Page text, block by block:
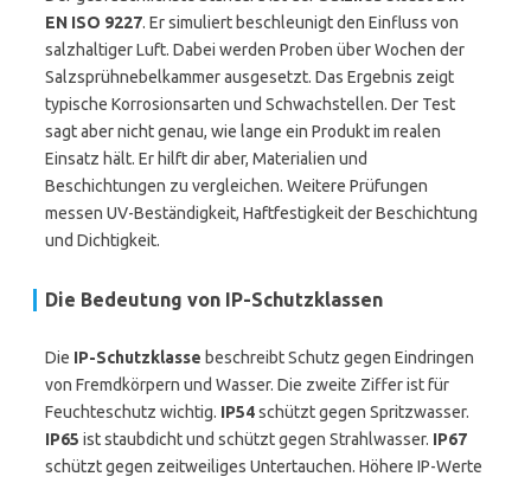
EN ISO 9227. Er simuliert beschleunigt den Einfluss von
salzhaltiger Luft. Dabei werden Proben über Wochen der
Salzsprühnebelkammer ausgesetzt. Das Ergebnis zeigt
typische Korrosionsarten und Schwachstellen. Der Test
sagt aber nicht genau, wie lange ein Produkt im realen
Einsatz hält. Er hilft dir aber, Materialien und
Beschichtungen zu vergleichen. Weitere Prüfungen
messen UV-Beständigkeit, Haftfestigkeit der Beschichtung
und Dichtigkeit.
Die Bedeutung von IP-Schutzklassen
Die IP-Schutzklasse beschreibt Schutz gegen Eindringen
von Fremdkörpern und Wasser. Die zweite Ziffer ist für
Feuchteschutz wichtig. IP54schützt gegen Spritzwasser.
IP65 ist staubdicht und schützt gegen Strahlwasser. IP67
schützt gegen zeitweiliges Untertauchen. Höhere IP-Werte